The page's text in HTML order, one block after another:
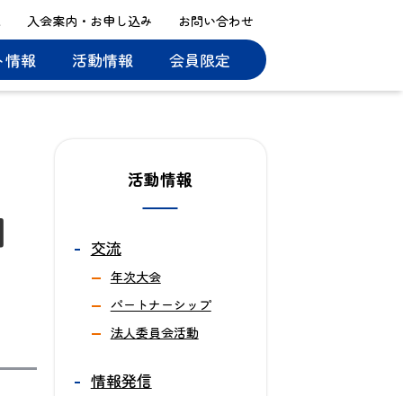
入会案内・お申し込み お問い合わせ
情報 活動情報 会員限定
活動情報
交流
年次大会
パートナーシップ
法人委員会活動
情報発信